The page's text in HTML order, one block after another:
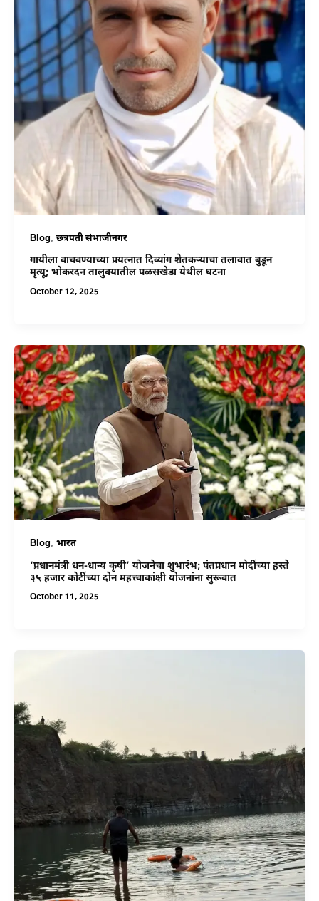
Blog, छत्रपती संभाजीनगर
गायीला वाचवण्याच्या प्रयत्नात दिव्यांग शेतकऱ्याचा तलावात बुडून
मृत्यू; भोकरदन तालुक्यातील पळसखेडा येथील घटना
October 12, 2025
Blog, भारत
‘प्रधानमंत्री धन-धान्य कृषी’ योजनेचा शुभारंभ; पंतप्रधान मोदींच्या हस्ते
३५ हजार कोटींच्या दोन महत्त्वाकांक्षी योजनांना सुरूवात
October 11, 2025